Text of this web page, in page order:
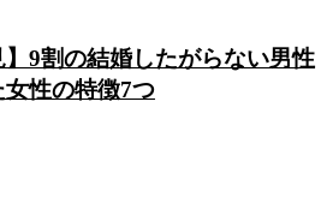
】9割の結婚したがらない男性
性の特徴7つ